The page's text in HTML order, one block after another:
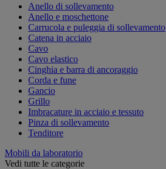
Anello di sollevamento
Anello e moschettone
Carrucola e puleggia di sollevamento
Catena in acciaio
Cavo
Cavo elastico
Cinghia e barra di ancoraggio
Corda e fune
Gancio
Grillo
Imbracature in acciaio e tessuto
Pinza di sollevamento
Tenditore
Mobili da laboratorio
Vedi tutte le categorie